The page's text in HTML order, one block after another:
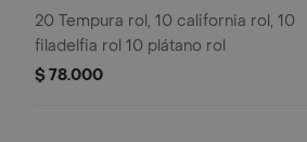
20 Tempura rol, 10 california rol, 10
filadelfia rol 10 plátano rol
$ 78.000